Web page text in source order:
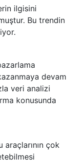
ilgisini
Bu trendin
devam
veri analizi
konusunda
çok